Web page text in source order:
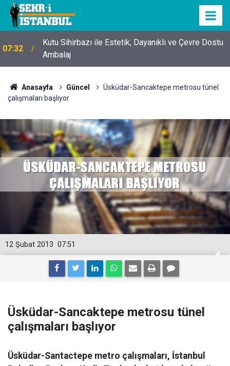
07:32
Kutu Sihirbazı ile Estetik, Dayanıklı ve Çevre Dostu
Ambalaj
Anasayfa Güncel
Üsküdar-Sancaktepe metrosu tünel
çalışmaları başlıyor
07:51
12 Şubat 2013
Üsküdar-Sancaktepe metrosu tünel
çalışmaları başlıyor
Üsküdar-Santactepe metro çalışmaları, İstanbul